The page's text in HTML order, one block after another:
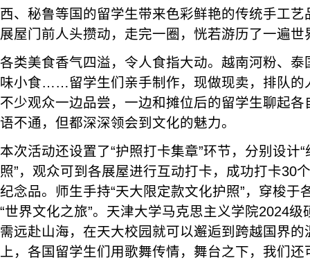
西、秘鲁等国的留学生带来色彩鲜艳的传统手工
展屋门前人头攒动，走完一圈，恍若游历了一遍世
各类美食香气四溢，令人食指大动。越南河粉、
味小食……留学生们亲手制作，现做现卖，排队的
不少观众一边品尝，一边和摊位后的留学生聊起
语不通，但都深深领会到文化的魅力。
本次活动还设置了“护照打卡集章”环节，分别设计“
照”，观众可到各展屋进行互动打卡，成功打卡30
纪念品。师生手持“天大限定款文化护照”，穿梭于
“世界文化之旅”。天津大学马克思主义学院2024级
需远赴山海，在天大校园就可以邂逅到跨越国界
上，各国留学生们用歌舞传情，舞台之下，我们